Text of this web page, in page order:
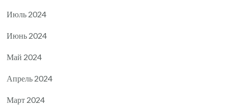
Июль 2024
Июнь 2024
Май 2024
Апрель 2024
Март 2024